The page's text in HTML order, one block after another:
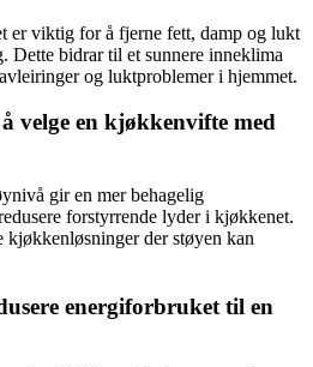
er viktig for å fjerne fett, damp og lukt
Dette bidrar til et sunnere inneklima
og luktproblemer i hjemmet.
velge en kjøkkenvifte med
gir en mer behagelig
forstyrrende lyder i kjøkkenet.
kjøkkenløsninger der støyen kan
energiforbruket til en